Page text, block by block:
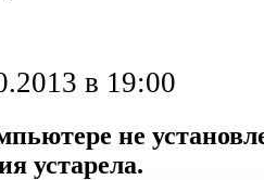
в 19:00
не
устарела.